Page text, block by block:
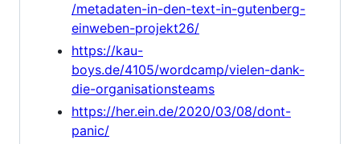
/metadaten-in-den-text-in-gutenberg-
einweben-projekt26/
https://kau-
boys.de/4105/wordcamp/vielen-dank-
die-organisationsteams
https://her.ein.de/2020/03/08/dont-
panic/